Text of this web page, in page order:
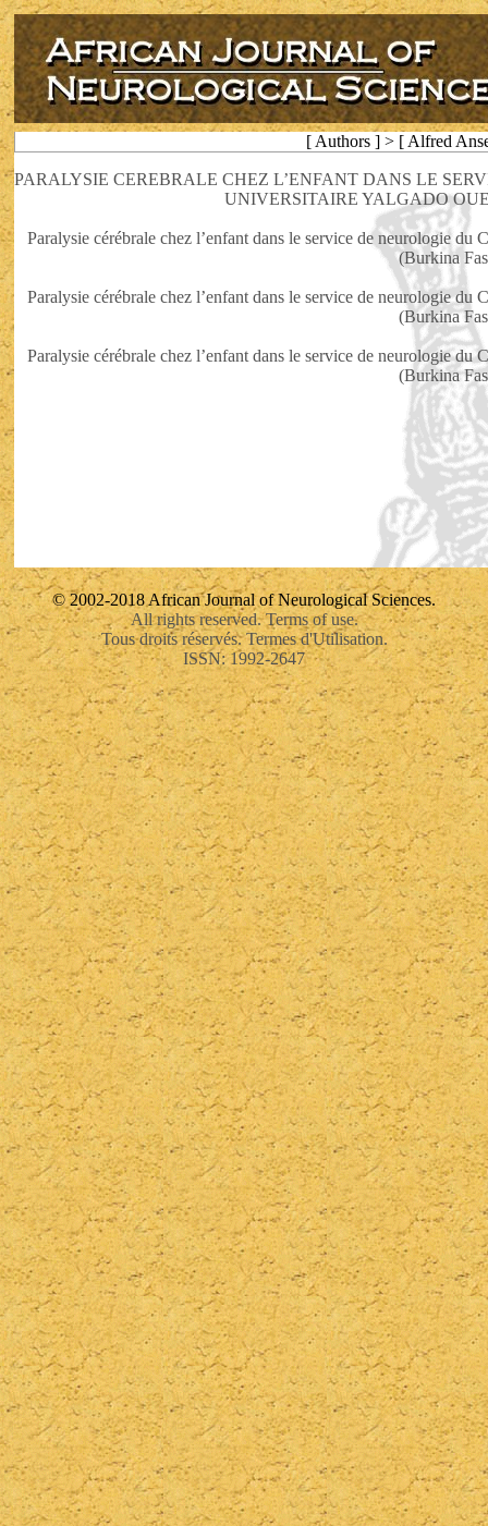
[ Authors ] > [ Alfred
PARALYSIE CEREBRALE CHEZ L’ENFANT DANS LE
UNIVERSITAIRE YALGADO
Paralysie cérébrale chez l’enfant dans le service de neurologie
(Burkina
Paralysie cérébrale chez l’enfant dans le service de neurologie
(Burkina
Paralysie cérébrale chez l’enfant dans le service de neurologie
(Burkina
© 2002-2018 African Journal of Neurological Sciences.
All rights reserved. Terms of use.
Tous droits réservés. Termes d'Utilisation.
ISSN: 1992-2647